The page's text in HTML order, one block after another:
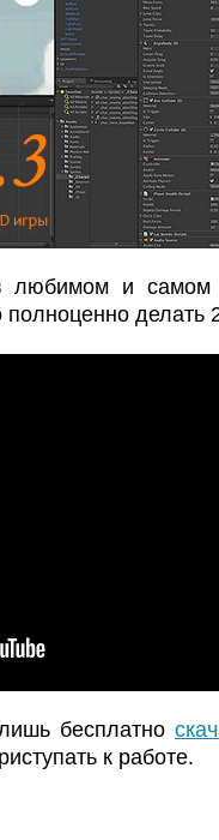
любимом и самом
делать
бесплатно
к работе.